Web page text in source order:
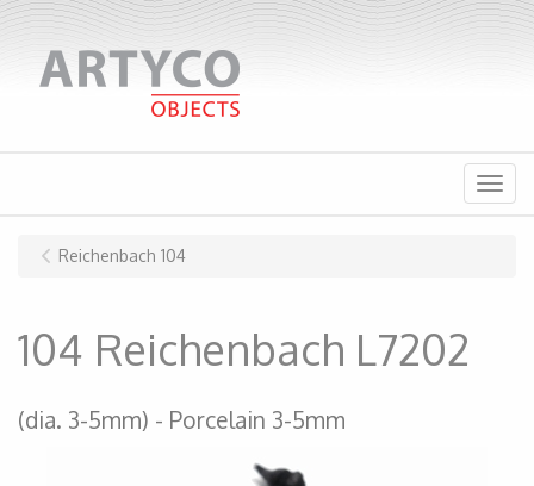
Menu
Reichenbach 104
104 Reichenbach L7202
(dia. 3-5mm) Porcelain 3-5mm